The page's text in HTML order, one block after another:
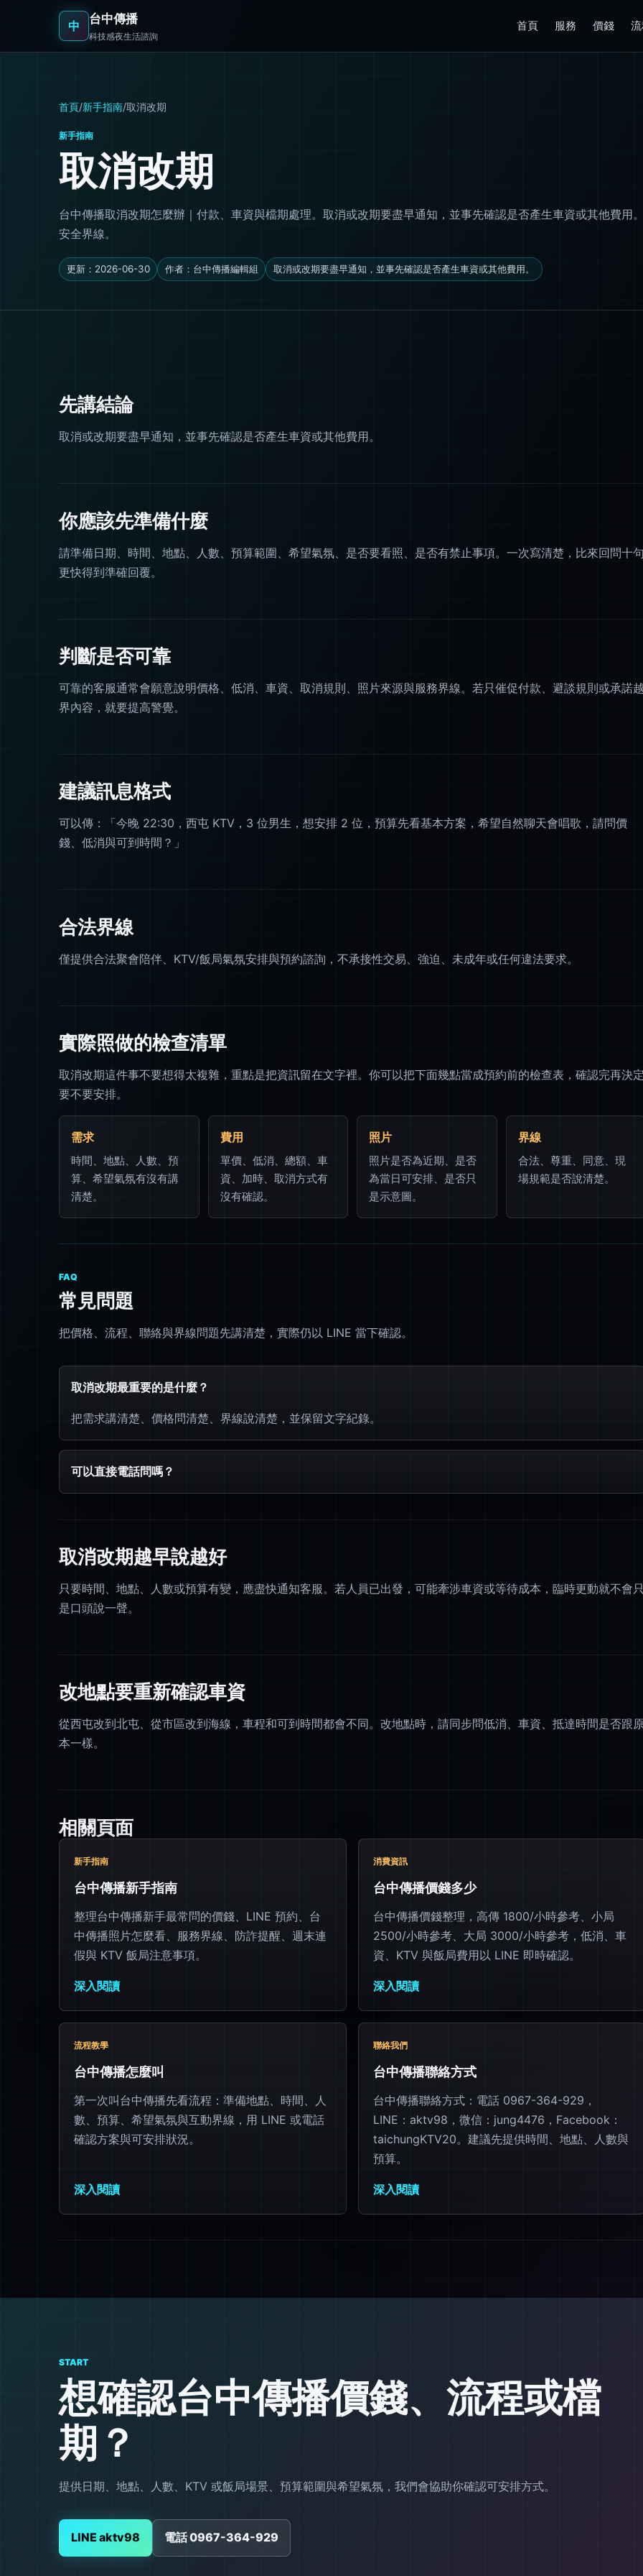
中 台中傳播
科技感夜生活諮詢
首頁 服務 價錢
首頁/新手指南/取消改期
新手指南
取消改期
台中傳播取消改期怎麼辦｜付款、車資與檔期處理。取消或改期要盡早通知，並事先確認是否產生車資或其他費用
安全界線。
更新：2026-06-30 作者：台中傳播編輯組 取消或改期要盡早通知，並事先確認是否產生車資或其他費用。
先講結論
取消或改期要盡早通知，並事先確認是否產生車資或其他費用。
你應該先準備什麼
請準備日期、時間、地點、人數、預算範圍、希望氣氛、是否要看照、是否有禁止事項。一次寫清楚，比來回問十
更快得到準確回覆。
判斷是否可靠
可靠的客服通常會願意說明價格、低消、車資、取消規則、照片來源與服務界線。若只催促付款、避談規則或承諾
界內容，就要提高警覺。
建議訊息格式
可以傳：「今晚 22:30，西屯 KTV，3 位男生，想安排 2 位，預算先看基本方案，希望自然聊天會唱歌，請問價
錢、低消與可到時間？」
合法界線
僅提供合法聚會陪伴、KTV/飯局氣氛安排與預約諮詢，不承接性交易、強迫、未成年或任何違法要求。
實際照做的檢查清單
取消改期這件事不要想得太複雜，重點是把資訊留在文字裡。你可以把下面幾點當成預約前的檢查表，確認完再決
要不要安排。
需求
時間、地點、人數、預
算、希望氣氛有沒有講
清楚。
費用
單價、低消、總額、車
資、加時、取消方式有
沒有確認。
照片
照片是否為近期、是否
為當日可安排、是否只
是示意圖。
界線
合法、尊重、同意、現
場規範是否說清楚。
FAQ
常見問題
把價格、流程、聯絡與界線問題先講清楚，實際仍以 LINE 當下確認。
取消改期最重要的是什麼？
把需求講清楚、價格問清楚、界線說清楚，並保留文字紀錄。
可以直接電話問嗎？
取消改期越早說越好
只要時間、地點、人數或預算有變，應盡快通知客服。若人員已出發，可能牽涉車資或等待成本，臨時更動就不會
是口頭說一聲。
改地點要重新確認車資
從西屯改到北屯、從市區改到海線，車程和可到時間都會不同。改地點時，請同步問低消、車資、抵達時間是否跟
本一樣。
相關頁面
新手指南
台中傳播新手指南
整理台中傳播新手最常問的價錢、LINE 預約、台
中傳播照片怎麼看、服務界線、防詐提醒、週末連
假與 KTV 飯局注意事項。
深入閱讀
消費資訊
台中傳播價錢多少
台中傳播價錢整理，高傳 1800/小時參考、小局
2500/小時參考、大局 3000/小時參考，低消、車
資、KTV 與飯局費用以 LINE 即時確認。
深入閱讀
流程教學
台中傳播怎麼叫
第一次叫台中傳播先看流程：準備地點、時間、人
數、預算、希望氣氛與互動界線，用 LINE 或電話
確認方案與可安排狀況。
深入閱讀
聯絡我們
台中傳播聯絡方式
台中傳播聯絡方式：電話 0967-364-929，
LINE：aktv98，微信：jung4476，Facebook：
taichungKTV20。建議先提供時間、地點、人數與
預算。
深入閱讀
START
想確認台中傳播價錢、流程或檔
期？
提供日期、地點、人數、KTV 或飯局場景、預算範圍與希望氣氛，我們會協助你確認可安排方式。
LINE aktv98 電話 0967-364-929